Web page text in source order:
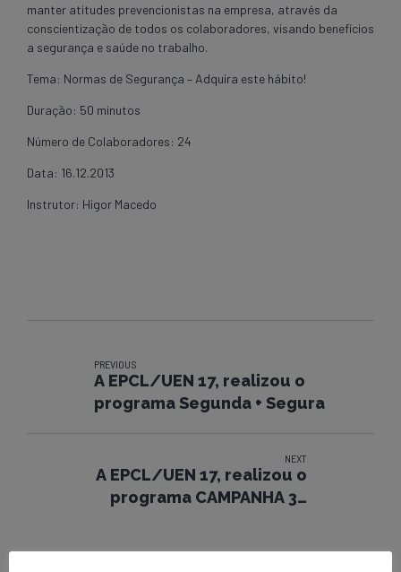
manter atitudes prevencionistas na empresa, através da
conscientização de todos os colaboradores, visando benefícios
a segurança e saúde no trabalho.
Tema: Normas de Segurança – Adquira este hábito!
Duração: 50 minutos
Número de Colaboradores: 24
Data: 16.12.2013
Instrutor: Higor Macedo
PREVIOUS
A EPCL/UEN 17, realizou o
programa Segunda + Segura
NEXT
A EPCL/UEN 17, realizou o
programa CAMPANHA 30